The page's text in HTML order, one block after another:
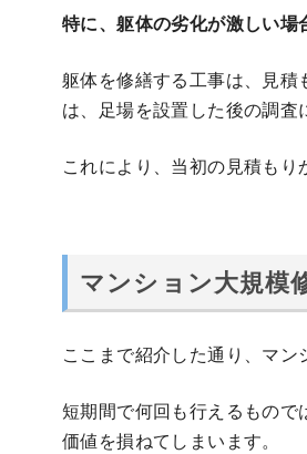
特に、躯体の劣化が激しい場
躯体を修繕する工事は、見
は、足場を設置した後の調査
これにより、当初の見積もり
マンション大規模
ここまで紹介した通り、マン
短期間で何回も行えるもの
価値を損ねてしまいます。